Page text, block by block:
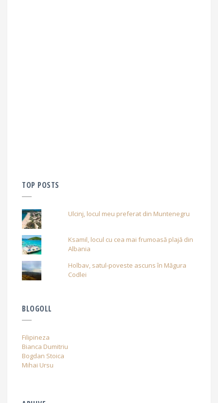
TOP POSTS
Ulcinj, locul meu preferat din Muntenegru
Ksamil, locul cu cea mai frumoasă plajă din
Albania
Holbav, satul-poveste ascuns în Măgura
Codlei
BLOGOLL
Filipineza
Bianca Dumitriu
Bogdan Stoica
Mihai Ursu